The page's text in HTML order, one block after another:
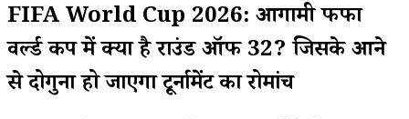
FIFA World Cup 2026: आगामी फीफा
वर्ल्ड कप में क्या है राउंड ऑफ 32? जिसके आने
से दोगुना हो जाएगा टूर्नामेंट का रोमांच